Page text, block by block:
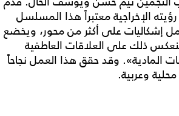
الإخراجية معتبراً هذا المسلسل
إشكاليات على أكثر من محور، ويخضع
ذلك على العلاقات العاطفية
المادية». وقد حقق هذا العمل نجاحاً
وعربية.